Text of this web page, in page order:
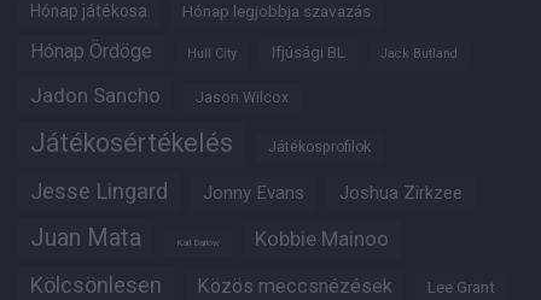
Hónap játékosa Hónap legjobbja szavazás
Hónap Ördöge Hull City Ifjúsági BL Jack Butland
Jadon Sancho Jason Wilcox
Játékosértékelés Játékosprofilok
Jesse Lingard Jonny Evans Joshua Zirkzee
Juan Mata Karl Darlow Kobbie Mainoo
Kölcsönlesen Közös meccsnézések Lee Grant